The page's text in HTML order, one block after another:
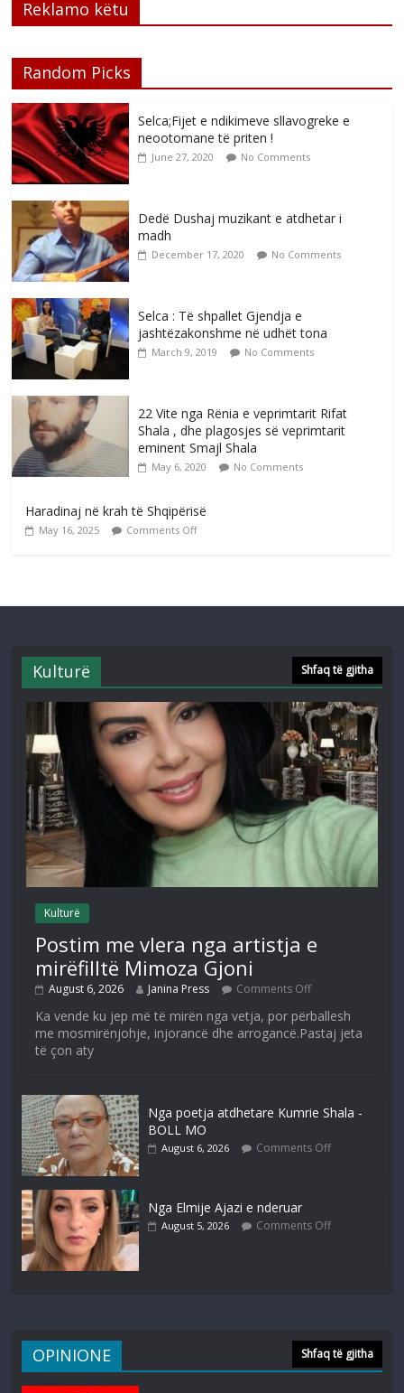
Reklamo këtu
Random Picks
Selca;Fijet e ndikimeve sllavogreke e
neootomane të priten !
June 27, 2020 No Comments
Dedë Dushaj muzikant e atdhetar i
madh
December 17, 2020 No Comments
Selca : Të shpallet Gjendja e
jashtëzakonshme në udhët tona
March 9, 2019 No Comments
22 Vite nga Rënia e veprimtarit Rifat
Shala , dhe plagosjes së veprimtarit
eminent Smajl Shala
May 6, 2020 No Comments
Haradinaj në krah të Shqipërisë
May 16, 2025 Comments Off
Kulturë Shfaq të gjitha
Kulturë
Postim me vlera nga artistja e
mirëfilltë Mimoza Gjoni
August 6, 2026 Janina Press Comments Off
Ka vende ku jep më të mirën nga vetja, por përballesh
me mosmirënjohje, injorancë dhe arrogancë.Pastaj jeta
të çon aty
Nga poetja atdhetare Kumrie Shala -
BOLL MO
August 6, 2026 Comments Off
Nga Elmije Ajazi e nderuar
August 5, 2026 Comments Off
OPINIONE Shfaq të gjitha